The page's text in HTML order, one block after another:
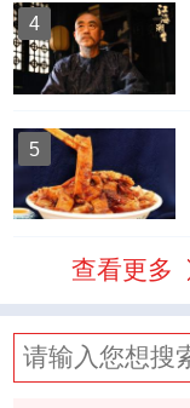
4
5
查看更多